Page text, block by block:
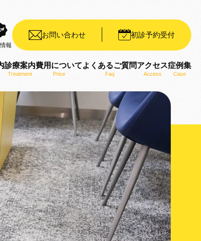
報
お問い合わせ 初診予約受付
診療案内
Treatment
イモンシステム）
正装置（WIN）
）
正治療
費用について
Price
よくあるご質問
Faq
アクセス
Access
症例集
Case